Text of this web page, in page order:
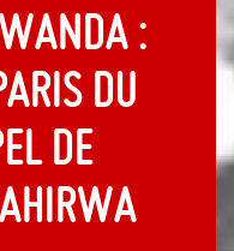
:
du
de